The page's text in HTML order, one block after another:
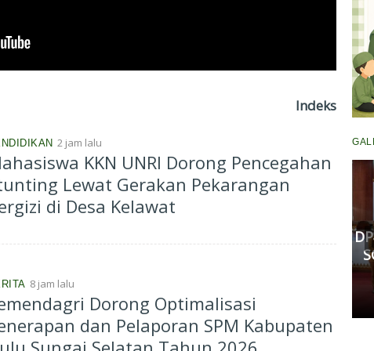
Indeks
2 jam lalu
KKN UNRI Dorong Pencegahan
Lewat Gerakan Pekarangan
di Desa Kelawat
8 jam lalu
Dorong Optimalisasi
dan Pelaporan SPM Kabupaten
Komisi III DPRD Pekanbaru
Fasilitasi Mediasi Dugaan
Senin, 11 Mei 2026 17:53 WIB